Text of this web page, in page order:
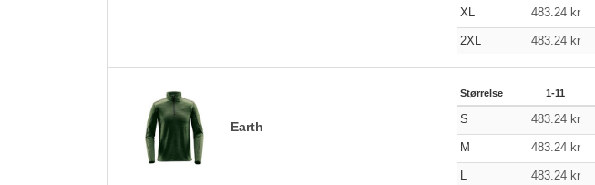
XL 483.24 kr
2XL 483.24 kr
Earth
Størrelse 1-11
S 483.24 kr
M 483.24 kr
483.24 kr